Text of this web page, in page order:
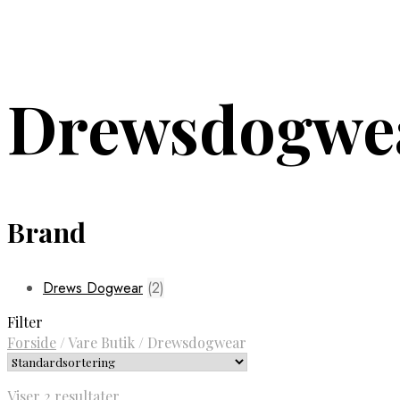
Brand
Drews Dogwear (2)
Filter
Forside /Vare Butik / Drewsdogwear
Viser 2 resultater